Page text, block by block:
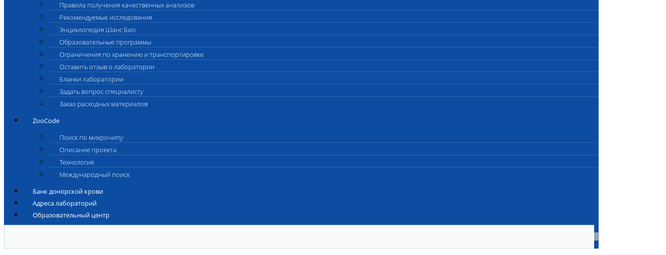
Правила получения качественных анализов
Рекомендуемые исследования
Энциклопедия Шанс Био
Образовательные программы
Ограничения по хранению и транспортировке
Оставить отзыв о лаборатории
Бланки лаборатории
Задать вопрос специалисту
Заказ расходных материалов
ZooCode
Поиск по микрочипу
Описание проекта
Технология
Международный поиск
Банк донорской крови
Адреса лабораторий
Образовательный центр